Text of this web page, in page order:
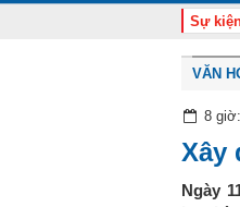
Sự
tổ chức tập huấn cán bộ năm 2026
VĂN
8
Xây
Ngày